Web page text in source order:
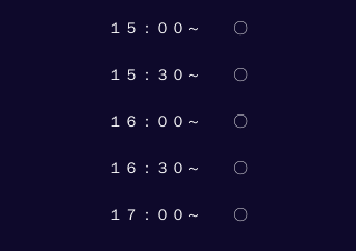
１５：００～　　〇
１５：３０～　　〇
１６：００～　　〇
１６：３０～　　〇
１７：００～　　〇